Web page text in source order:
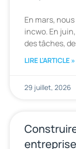
En mars,
incwo. En
des tâches,
LIRE L'ARTICLE »
29 juillet, 2026